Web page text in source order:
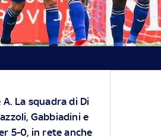
La squadra di Di
Gabbiadini e
5-0, in rete anche